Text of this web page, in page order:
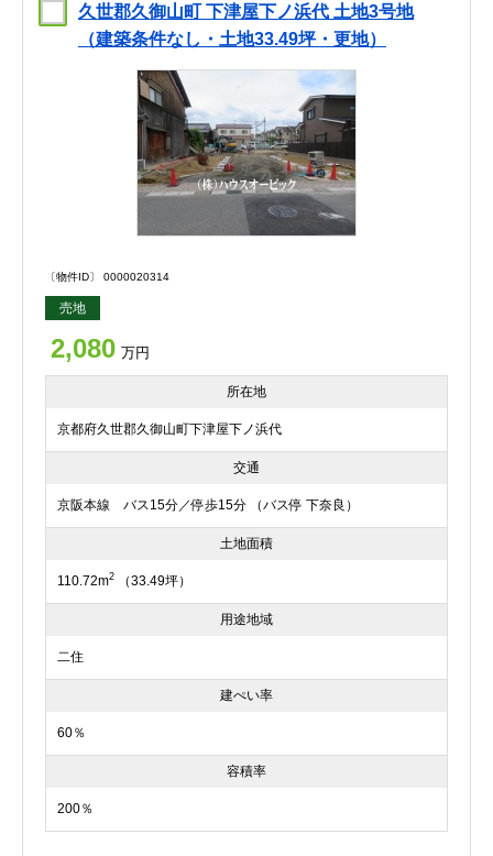
久世郡久御山町 下津屋下ノ浜代 土地3号地
（建築条件なし・土地33.49坪・更地）
〔物件ID〕 0000020314
売地
2,080 万円
所在地
京都府久世郡久御山町下津屋下ノ浜代
交通
京阪本線 バス15分／停歩15分 （バス停 下奈良）
土地面積
110.72m2 （33.49坪）
用途地域
二住
建ぺい率
60％
容積率
200％